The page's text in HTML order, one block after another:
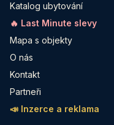
Katalog ubytování
🔥 Last Minute slevy
Mapa s objekty
O nás
Kontakt
Partneři
📣 Inzerce a reklama